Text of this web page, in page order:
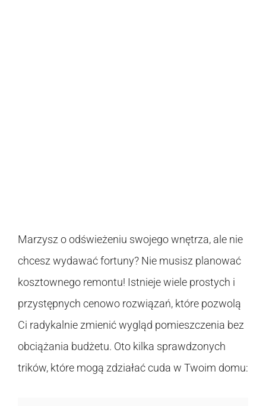
Marzysz o odświeżeniu swojego wnętrza, ale nie
chcesz wydawać fortuny? Nie musisz planować
kosztownego remontu! Istnieje wiele prostych i
przystępnych cenowo rozwiązań, które pozwolą
Ci radykalnie zmienić wygląd pomieszczenia bez
obciążania budżetu. Oto kilka sprawdzonych
trików, które mogą zdziałać cuda w Twoim domu: